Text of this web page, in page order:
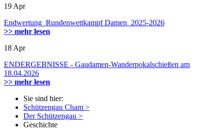
19Apr
Endwertung_Rundenwettkampf Damen_2025-2026
>> mehr lesen
18Apr
ENDERGEBNISSE - Gaudamen-Wanderpokalschießen am
18.04.2026
>> mehr lesen
Sie sind hier:
Schützengau Cham >
Der Schützengau >
Geschichte